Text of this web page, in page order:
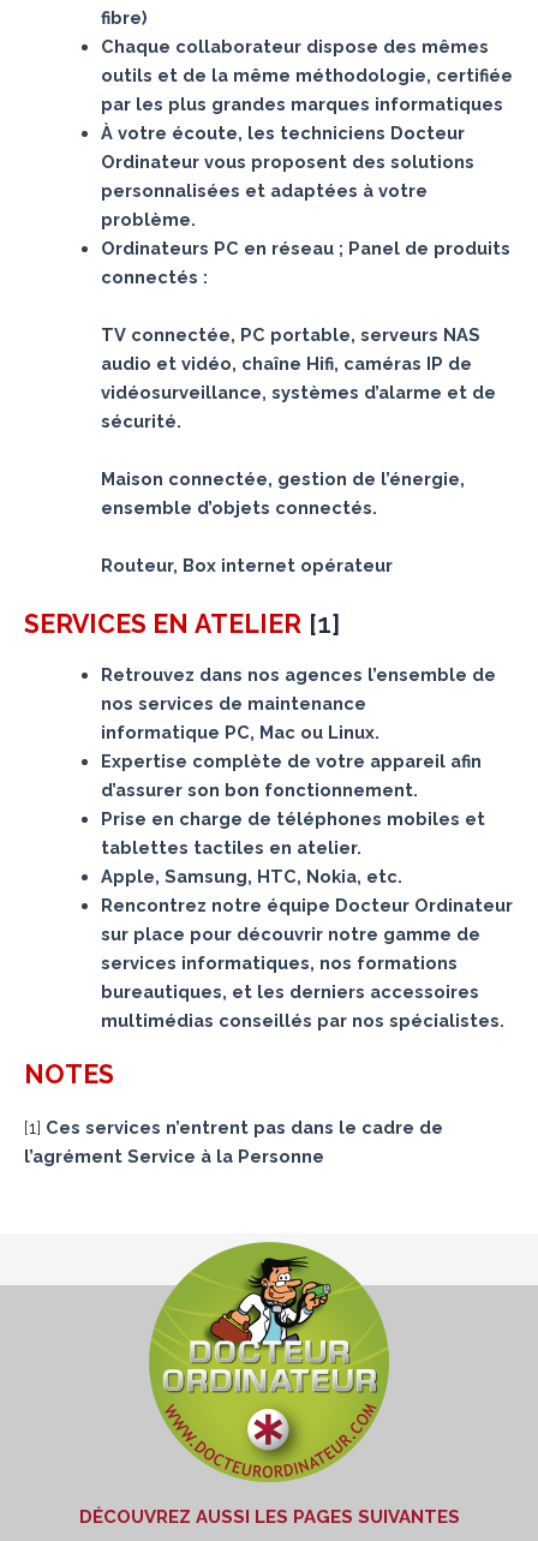
fibre)
Chaque collaborateur dispose des mêmes
outils et de la même méthodologie, certifiée
par les plus grandes marques informatiques
À votre écoute, les techniciens Docteur
Ordinateur vous proposent des solutions
personnalisées et adaptées à votre
problème.
Ordinateurs PC en réseau ; Panel de produits
connectés :
TV connectée, PC portable, serveurs NAS
audio et vidéo, chaîne Hifi, caméras IP de
vidéosurveillance, systèmes d’alarme et de
sécurité.
Maison connectée, gestion de l’énergie,
ensemble d’objets connectés.
Routeur, Box internet opérateur
SERVICES EN ATELIER [1]
Retrouvez dans nos agences l’ensemble de
nos services de maintenance
informatique PC, Mac ou Linux.
Expertise complète de votre appareil afin
d’assurer son bon fonctionnement.
Prise en charge de téléphones mobiles et
tablettes tactiles en atelier.
Apple, Samsung, HTC, Nokia, etc.
Rencontrez notre équipe Docteur Ordinateur
sur place pour découvrir notre gamme de
services informatiques, nos formations
bureautiques, et les derniers accessoires
multimédias conseillés par nos spécialistes.
NOTES
[1] Ces services n’entrent pas dans le cadre de
l’agrément Service à la Personne
DÉCOUVREZ AUSSI LES PAGES SUIVANTES